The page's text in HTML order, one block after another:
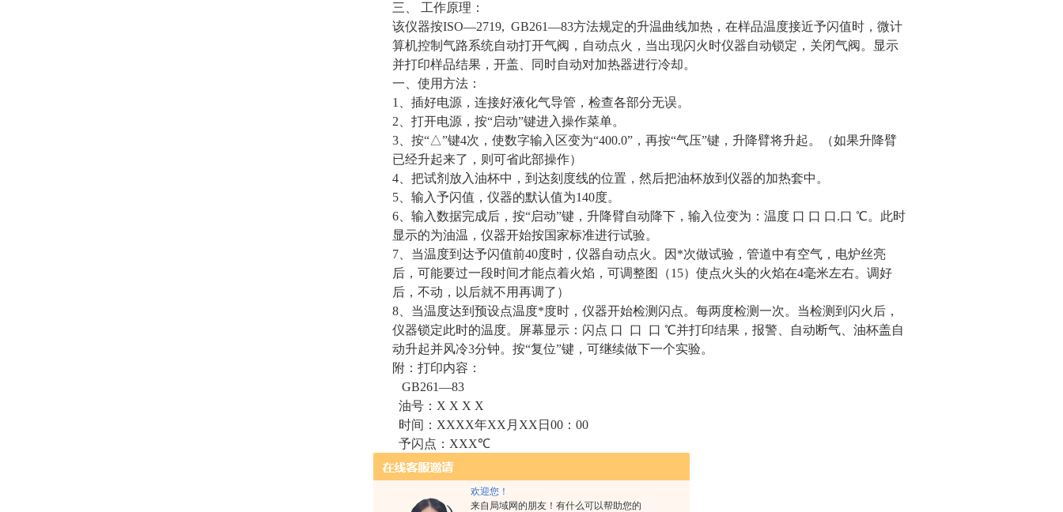
欢迎您！
来自局域网的朋友！有什么可以帮助您的
三、 工作原理：
该仪器按ISO—2719, GB261—83方法规定的升温曲线加热，在样品温度接近予闪值时，微计
算机控制气路系统自动打开气阀，自动点火，当出现闪火时仪器自动锁定，关闭气阀。显示
并打印样品结果，开盖、同时自动对加热器进行冷却。
一、使用方法：
1、插好电源，连接好液化气导管，检查各部分无误。
2、打开电源，按“启动”键进入操作菜单。
3、按“△”键4次，使数字输入区变为“400.0”，再按“气压”键，升降臂将升起。（如果升降臂
已经升起来了，则可省此部操作）
4、把试剂放入油杯中，到达刻度线的位置，然后把油杯放到仪器的加热套中。
5、输入予闪值，仪器的默认值为140度。
6、输入数据完成后，按“启动”键，升降臂自动降下，输入位变为：温度 口 口 口.口 ℃。此时
显示的为油温，仪器开始按国家标准进行试验。
7、当温度到达予闪值前40度时，仪器自动点火。因*次做试验，管道中有空气，电炉丝亮
后，可能要过一段时间才能点着火焰，可调整图（15）使点火头的火焰在4毫米左右。调好
后，不动，以后就不用再调了）
8、当温度达到预设点温度*度时，仪器开始检测闪点。每两度检测一次。当检测到闪火后，
仪器锁定此时的温度。屏幕显示：闪点 口 口 口 ℃并打印结果，报警、自动断气、油杯盖自
动升起并风冷3分钟。按“复位”键，可继续做下一个实验。
附：打印内容：
GB261—83
油号：X X X X
时间：XXXX年XX月XX日00：00
予闪点：XXX℃
闪点：XXX℃
气压：XXX. X KPa
试验员：